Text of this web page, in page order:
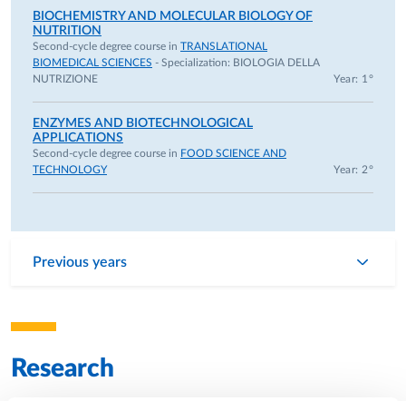
BIOCHEMISTRY AND MOLECULAR BIOLOGY OF
NUTRITION
Second-cycle degree course in TRANSLATIONAL
BIOMEDICAL SCIENCES - Specialization: BIOLOGIA DELLA
NUTRIZIONE
Year: 1°
ENZYMES AND BIOTECHNOLOGICAL
APPLICATIONS
Second-cycle degree course in FOOD SCIENCE AND
TECHNOLOGY
Year: 2°
Previous years
Research